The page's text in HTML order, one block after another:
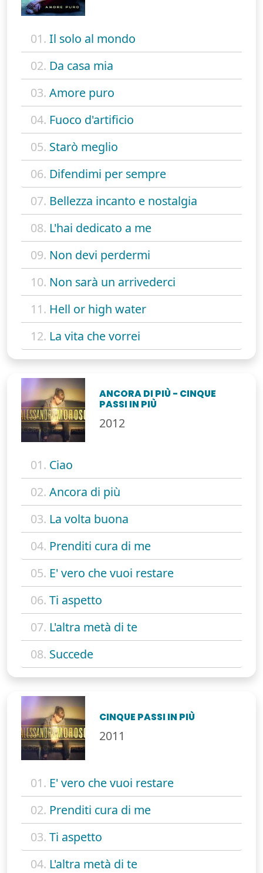
01. Il solo al mondo
02. Da casa mia
03. Amore puro
04. Fuoco d'artificio
05. Starò meglio
06. Difendimi per sempre
07. Bellezza incanto e nostalgia
08. L'hai dedicato a me
09. Non devi perdermi
10. Non sarà un arrivederci
11. Hell or high water
12. La vita che vorrei
ANCORA DI PIÙ - CINQUE
PASSI IN PIÙ
2012
01. Ciao
02. Ancora di più
03. La volta buona
04. Prenditi cura di me
05. E' vero che vuoi restare
06. Ti aspetto
07. L'altra metà di te
08. Succede
CINQUE PASSI IN PIÙ
2011
01. E' vero che vuoi restare
02. Prenditi cura di me
03. Ti aspetto
04. L'altra metà di te